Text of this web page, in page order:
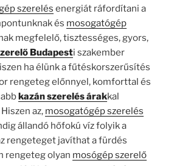
szerelés energiát ráfordítani a
és mosogatógép
megfelelő, tisztességes, gyors,
Budapesti szakember
ha élünk a fűtéskorszerűsítés
rengeteg előnnyel, komforttal és
kazán szerelés árakkal
az, mosogatógép szerelés
állandó hőfokú víz folyik a
rengeteget javíthat a fürdés
rengeteg olyan mosógép szerelő